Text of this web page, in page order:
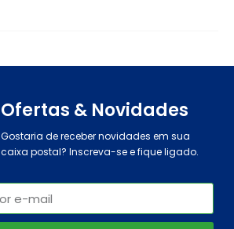
Ofertas & Novidades
Gostaria de receber novidades em sua
caixa postal? Inscreva-se e fique ligado.